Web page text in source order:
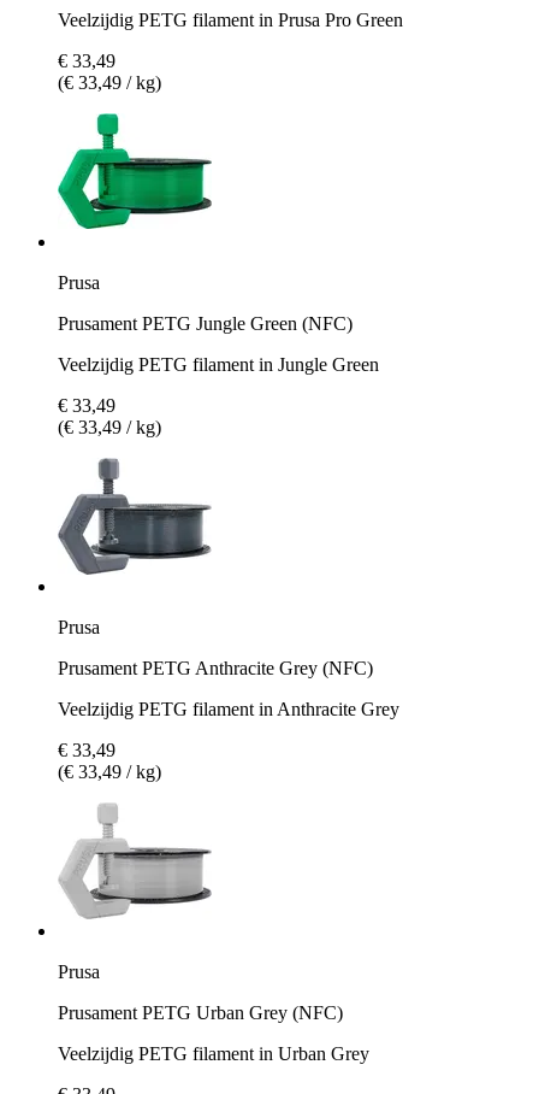
Veelzijdig PETG filament in Prusa Pro Green
€ 33,49
(€ 33,49 / kg)
Prusa
Prusament PETG Jungle Green (NFC)
Veelzijdig PETG filament in Jungle Green
€ 33,49
(€ 33,49 / kg)
Prusa
Prusament PETG Anthracite Grey (NFC)
Veelzijdig PETG filament in Anthracite Grey
€ 33,49
(€ 33,49 / kg)
Prusa
Prusament PETG Urban Grey (NFC)
Veelzijdig PETG filament in Urban Grey